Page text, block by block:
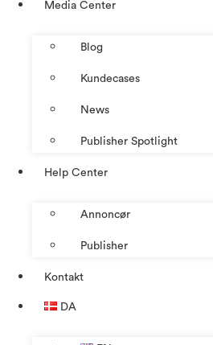
Media Center
Blog
Kundecases
News
Publisher Spotlight
Help Center
Annoncør
Publisher
Kontakt
DA